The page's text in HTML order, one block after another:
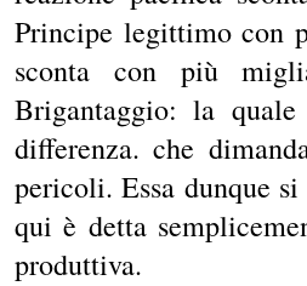
Principe legittimo con
sconta con più
Brigantaggio: la
differenza. che
pericoli. Essa dunque
qui è detta
produttiva.